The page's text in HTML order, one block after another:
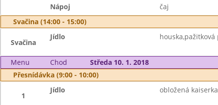
Nápoj
čaj
Svačina (14:00 - 15:00)
Svačina
Jídlo
Menu Chod
Středa 10. 1. 2018
Přesnídávka (9:00 - 10:00)
1
Jídlo obložená